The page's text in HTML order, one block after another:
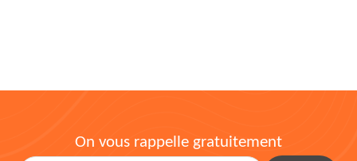
On vous rappelle gratuitement